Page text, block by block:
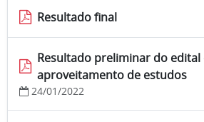
Resultado final
Resultado preliminar do edital
aproveitamento de estudos
24/01/2022